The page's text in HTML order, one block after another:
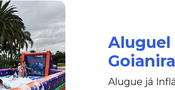
Aluguel
Alugue já